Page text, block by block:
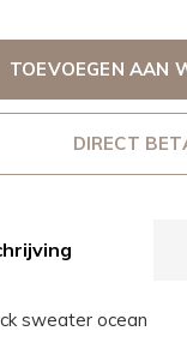
TOEVOEGEN AAN
DIRECT
sweater ocean